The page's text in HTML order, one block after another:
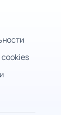
cookies